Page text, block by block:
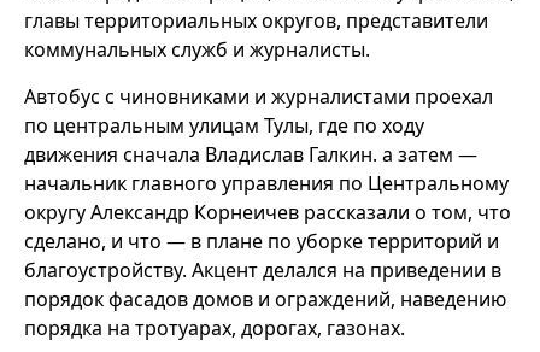
главы территориальных округов, представители
коммунальных служб и журналисты.
Автобус с чиновниками и журналистами проехал
по центральным улицам Тулы, где по ходу
движения сначала Владислав Галкин. а затем —
начальник главного управления по Центральному
округу Александр Корнеичев рассказали о том, что
сделано, и что — в плане по уборке территорий и
благоустройству. Акцент делался на приведении в
порядок фасадов домов и ограждений, наведению
порядка на тротуарах, дорогах, газонах.